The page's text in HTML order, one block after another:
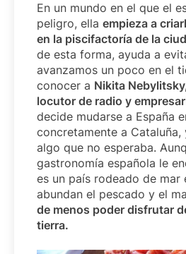
En un mundo en el que el
peligro, ella empieza a
en la piscifactoría de la
de esta forma, ayuda a
avanzamos un poco en el
conocer a Nikita
locutor de radio y
decide mudarse a España
concretamente a Cataluña,
algo que no esperaba.
gastronomía española le
es un país rodeado de mar
abundan el pescado y el
de menos poder disfrutar
tierra.